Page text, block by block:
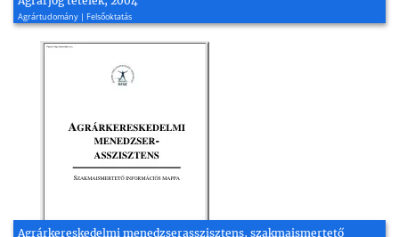
Agrártudomány | Felsőoktatás
Agrárkereskedelmi menedzserasszisztens, szakmaismertető